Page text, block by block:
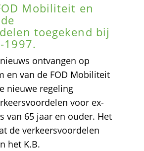
Mobiliteit en
toegekend bij
1997.
ontvangen op
en van de FOD Mobiliteit
nieuwe regeling
voor ex-
van 65 jaar en ouder. Het
de verkeersvoordelen
het K.B.